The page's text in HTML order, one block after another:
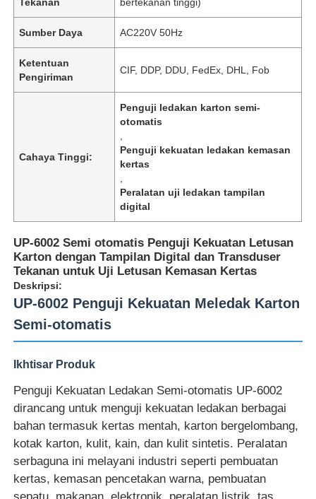
Rumah
Produk
Tentang kita
Sumber Daya AC220V 50Hz
Ketentuan
Pengiriman
CIF, DDP, DDU, FedEx, DHL, Fob
Cahaya Tinggi:
Penguji ledakan karton semi-
otomatis
Penguji kekuatan ledakan kemasan
kertas
Peralatan uji ledakan tampilan
digital
UP-6002 Semi otomatis Penguji Kekuatan Letusan
Karton dengan Tampilan Digital dan Transduser
Tekanan untuk Uji Letusan Kemasan Kertas
Deskripsi:
UP-6002 Penguji Kekuatan Meledak Karton
Semi-otomatis
Ikhtisar Produk
Penguji Kekuatan Ledakan Semi-otomatis UP-6002
dirancang untuk menguji kekuatan ledakan berbagai
bahan termasuk kertas mentah, karton bergelombang,
kotak karton, kulit, kain, dan kulit sintetis. Peralatan
serbaguna ini melayani industri seperti pembuatan
kertas, kemasan pencetakan warna, pembuatan
sepatu, makanan, elektronik, peralatan listrik, tas,